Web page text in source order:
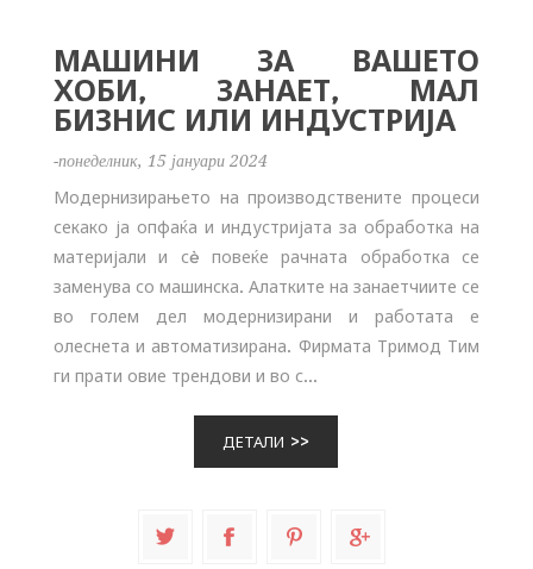
МАШИНИ ЗА ВАШЕТО
ХОБИ, ЗАНАЕТ, МАЛ
БИЗНИС ИЛИ ИНДУСТРИЈА
-понеделник, 15 јануари 2024
Модернизирањето на производствените процеси
секако ја опфаќа и индустријата за обработка на
материјали и сè повеќе рачната обработка се
заменува со машинска. Алатките на занаетчиите се
во голем дел модернизирани и работата е
олеснета и автоматизирана. Фирмата Тримод Тим
ги прати овие трендови и во с...
ДЕТАЛИ